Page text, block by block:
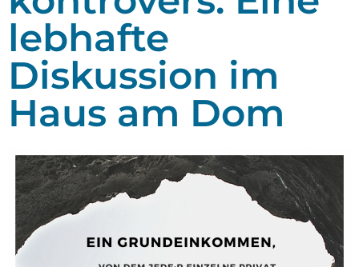
lebhafte
Diskussion im
Haus am Dom